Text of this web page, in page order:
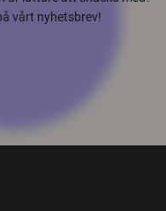
vårt nyhetsbrev!